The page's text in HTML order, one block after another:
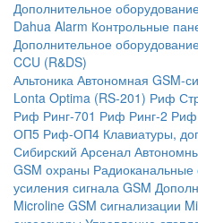
Дополнительное
Dahua Alarm Контрольные
Дополнительное
CCU (R&DS)
Альтоника Автономная GSM-
Lonta Optima (RS-201) Риф
Риф Ринг-701 Риф Ринг-2 Риф
ОП5 Риф-ОП4 Клавиатуры,
Сибирский Арсенал
GSM охраны
усиления сигнала GSM
Microline GSM cигнализации